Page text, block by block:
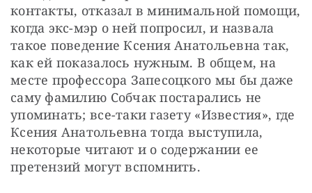
контакты, отказал в минимальной помощи,
когда экс-мэр о ней попросил, и назвала
такое поведение Ксения Анатольевна так,
как ей показалось нужным. В общем, на
месте профессора Запесоцкого мы бы даже
саму фамилию Собчак постарались не
упоминать; все-таки газету «Известия», где
Ксения Анатольевна тогда выступила,
некоторые читают и о содержании ее
претензий могут вспомнить.